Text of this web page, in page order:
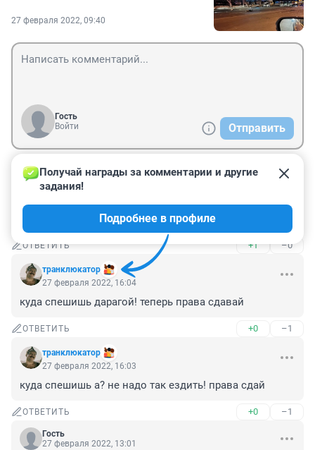
27 февраля 2022, 09:40
Гость
Войти
Отправить
Гость
27 февраля 2022, 19:11
Корвалол наверное употреблял , глотнул лишка, вот и
ехал как ему нравиться.
ОТВЕТИТЬ +1 –0
транклюкатор
Получай награды за комментарии и другие
задания!
Подробнее в профиле
27 февраля 2022, 16:04
куда спешишь дарагой! теперь права сдавай
ОТВЕТИТЬ +0 –1
транклюкатор
27 февраля 2022, 16:03
куда спешишь а? не надо так ездить! права сдай
ОТВЕТИТЬ +0 –1
Гость
27 февраля 2022, 13:01